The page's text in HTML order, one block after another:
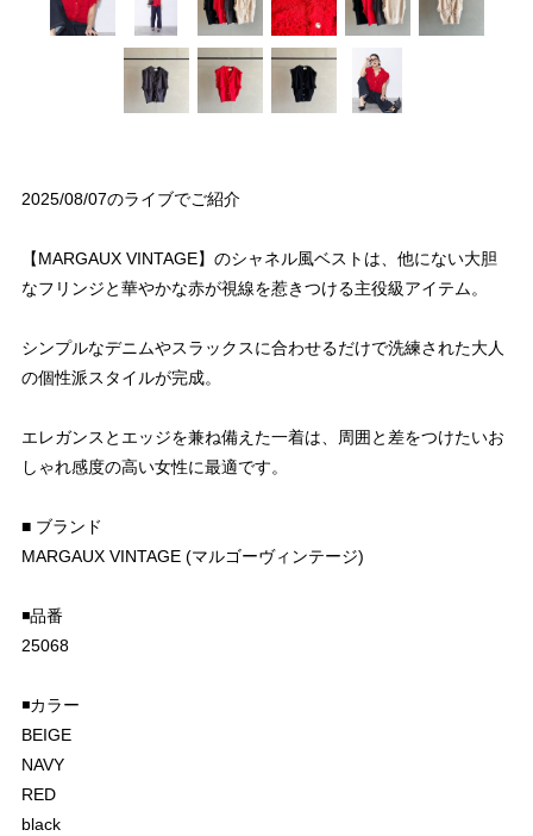
2025/08/07のライブでご紹介
【MARGAUX VINTAGE】のシャネル風ベストは、他にない大胆
なフリンジと華やかな赤が視線を惹きつける主役級アイテム。
シンプルなデニムやスラックスに合わせるだけで洗練された大人
の個性派スタイルが完成。
エレガンスとエッジを兼ね備えた一着は、周囲と差をつけたいお
しゃれ感度の高い女性に最適です。
■ ブランド
MARGAUX VINTAGE (マルゴーヴィンテージ)
◾️品番
25068
◾️カラー
BEIGE
NAVY
RED
black